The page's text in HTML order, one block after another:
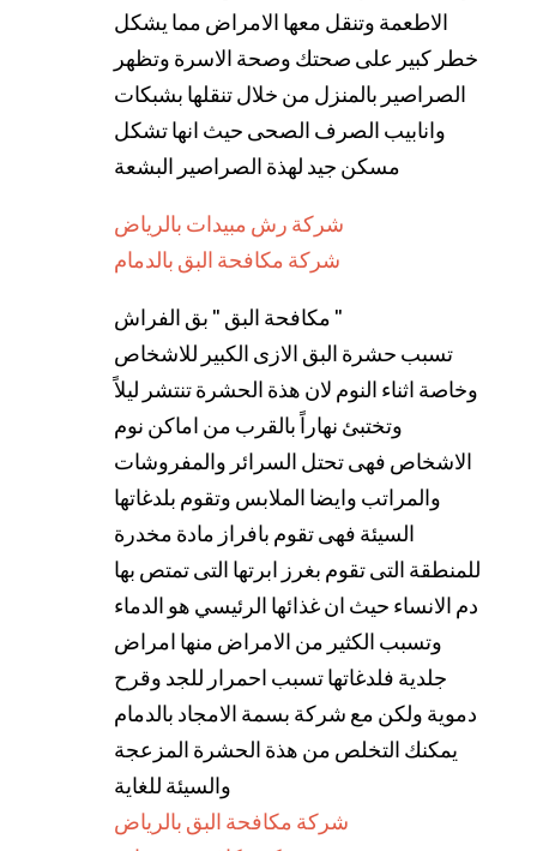
الاطعمة وتنقل معها الامراض مما يشكل
خطر كبير على صحتك وصحة الاسرة وتظهر
الصراصير بالمنزل من خلال تنقلها بشبكات
وانابيب الصرف الصحى حيث انها تشكل
مسكن جيد لهذة الصراصير البشعة
شركة رش مبيدات بالرياض
شركة مكافحة البق بالدمام
مكافحة البق " بق الفراش "
تسبب حشرة البق الازى الكبير للاشخاص
وخاصة اثناء النوم لان هذة الحشرة تنتشر ليلاً
وتختبئ نهاراً بالقرب من اماكن نوم
الاشخاص فهى تحتل السرائر والمفروشات
والمراتب وايضا الملابس وتقوم بلدغاتها
السيئة فهى تقوم بافراز مادة مخدرة
للمنطقة التى تقوم بغرز ابرتها التى تمتص بها
دم الانساء حيث ان غذائها الرئيسي هو الدماء
وتسبب الكثير من الامراض منها امراض
جلدية فلدغاتها تسبب احمرار للجد وقرح
دموية ولكن مع شركة بسمة الامجاد بالدمام
يمكنك التخلص من هذة الحشرة المزعجة
والسيئة للغاية
شركة مكافحة البق بالرياض